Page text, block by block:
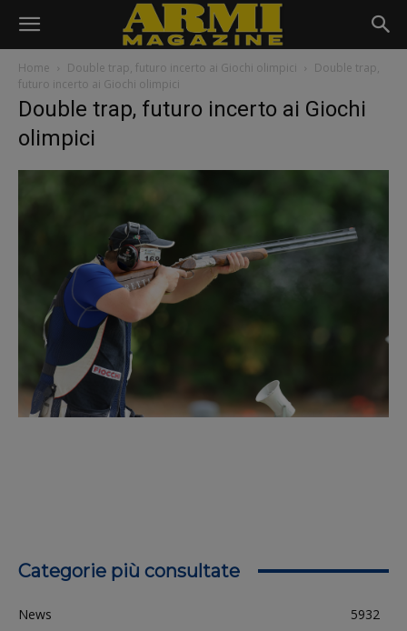
Home Double trap, futuro incerto ai Giochi olimpici
Double trap,
futuro incerto ai Giochi olimpici
Double trap, futuro incerto ai Giochi
olimpici
Categorie più consultate
News
5932